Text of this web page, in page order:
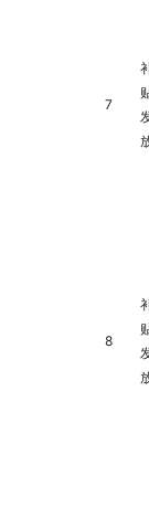
7
8